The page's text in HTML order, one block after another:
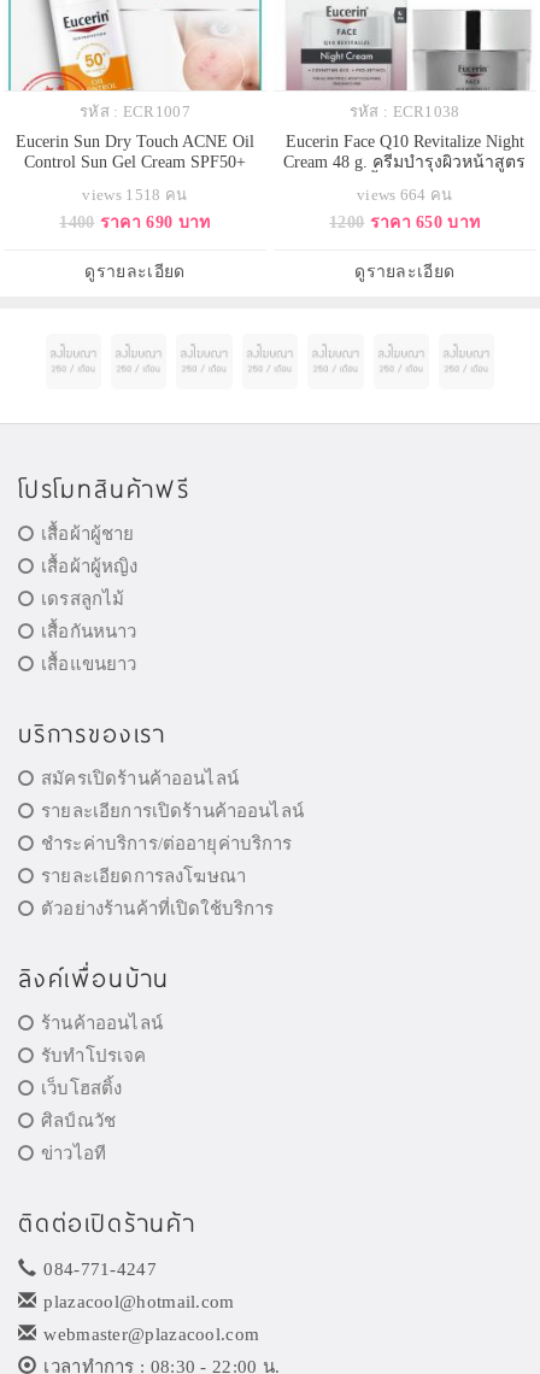
รหัส : ECR1007
Eucerin Sun Dry Touch ACNE Oil
Control Sun Gel Cream SPF50+
ผิวเป็นสิว แพ้ง่าย ไวต่อแดด กันแดด
สูตรควบคุมความมันเพื่อผิวมันเป็น
ผสานคาร์นีทีนช่วยควบคุมความมัน
ระหว่างวัน ได้ยาวนานถึง 8 ชม.
views 1518 คน
1400 ราคา 690 บาท
ดูรายละเอียด
รหัส : ECR1038
Eucerin Face Q10 Revitalize Night
Cream 48 g. ครีมบำรุงผิวหน้าสูตร
เหนียวเหนอะหนะ เหมาะสำหรับ
เวลากลางคืน สูตรใหม่ เพิ่ม Pro-
ความกระจ่างใส และเรียบเนียนของ
ผิวมากยิ่งขึ้น ช่วยลดเลือนริ้วรอยต
views 664 คน
1200 ราคา 650 บาท
ดูรายละเอียด
โปรโมทสินค้าฟรี
เสื้อผ้าผู้ชาย
เสื้อผ้าผู้หญิง
เดรสลูกไม้
เสื้อกันหนาว
เสื้อแขนยาว
บริการของเรา
สมัครเปิดร้านค้าออนไลน์
รายละเอียการเปิดร้านค้าออนไลน์
ชำระค่าบริการ/ต่ออายุค่าบริการ
รายละเอียดการลงโฆษณา
ตัวอย่างร้านค้าที่เปิดใช้บริการ
ลิงค์เพื่อนบ้าน
ร้านค้าออนไลน์
รับทำโปรเจค
เว็บโฮสติ้ง
ศิลป์ณวัช
ข่าวไอที
ติดต่อเปิดร้านค้า
084-771-4247
plazacool@hotmail.com
webmaster@plazacool.com
เวลาทำการ : 08:30 - 22:00 น.